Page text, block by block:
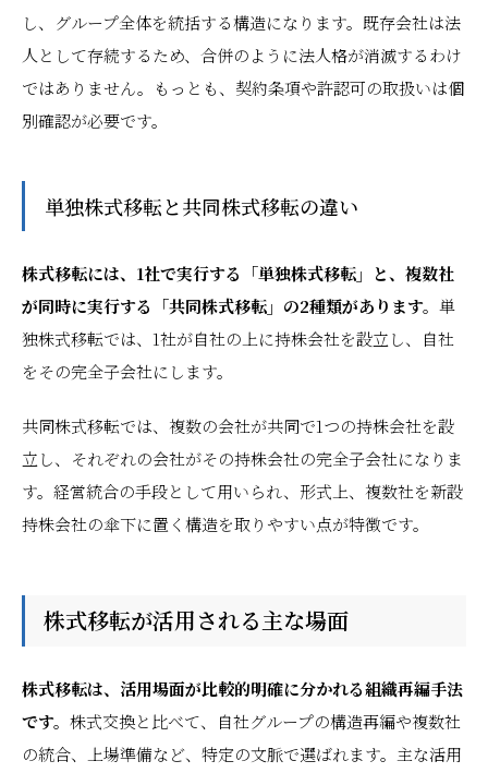
し、グループ全体を統括する構造になります。既存会社は法
人として存続するため、合併のように法人格が消滅するわけ
ではありません。もっとも、契約条項や許認可の取扱いは個
別確認が必要です。
単独株式移転と共同株式移転の違い
株式移転には、1社で実行する「単独株式移転」と、複数社
が同時に実行する「共同株式移転」の2種類があります。 単
独株式移転では、1社が自社の上に持株会社を設立し、自社
をその完全子会社にします。
共同株式移転では、複数の会社が共同で1つの持株会社を設
立し、それぞれの会社がその持株会社の完全子会社になりま
す。経営統合の手段として用いられ、形式上、複数社を新設
持株会社の傘下に置く構造を取りやすい点が特徴です。
株式移転が活用される主な場面
株式移転は、活用場面が比較的明確に分かれる組織再編手法
です。 株式交換と比べて、自社グループの構造再編や複数社
の統合、上場準備など、特定の文脈で選ばれます。主な活用